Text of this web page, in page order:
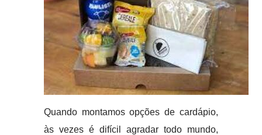
Quando montamos opções de cardápio,
às vezes é difícil agradar todo mundo,